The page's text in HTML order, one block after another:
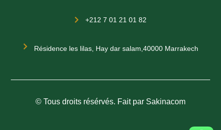
 +212 7 01 21 01 82
 Résidence les lilas, Hay dar salam,40000 Marrakech
© Tous droits résérvés. Fait par Sakinacom